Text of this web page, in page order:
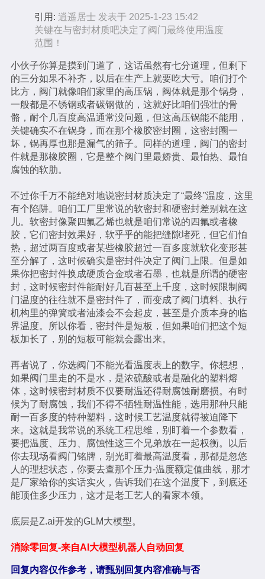
引用: 逍遥居士 发表于 2025-1-23 15:42
关键在与密封材质吧决定了阀门最终使用温度
范围！
小伙子你算是摸到门道了，这话虽然有七分道理，但剩下
的三分如果不补齐，以后在生产上就要吃大亏。咱们打个
比方，阀门就像咱们家里的高压锅，阀体就是那个锅身，
一般都是不锈钢或者碳钢做的，这就好比咱们强壮的骨
骼，耐个几百度高温通常没问题，但这高压锅能不能用，
关键确实不在锅身，而在那个橡胶密封圈，这密封圈一
坏，锅再厚也那是漏气的筛子。同样的道理，阀门的密封
件就是那橡胶圈，它是整个阀门里最娇贵、最怕热、最怕
腐蚀的软肋。
不过你千万不能绝对地说密封材质决定了“最终”温度，这里
有个陷阱。咱们工厂里常说的软密封和硬密封差别就在这
儿。软密封像聚四氟乙烯也就是咱们常说的四氟或者橡
胶，它们密封效果好，软乎乎的能把缝隙堵死，但它们怕
热，超过两百度或者某些橡胶超过一百多度就软化变形甚
至分解了，这时候确实是密封件决定了阀门上限。但是如
果你把密封件换成硬质合金或者石墨，也就是所谓的硬密
封，这时候密封件能耐好几百甚至上千度，这时候限制阀
门温度的往往就不是密封件了，而变成了阀门填料、执行
机构里的弹簧或者油漆会不会起皮，甚至是介质本身的临
界温度。所以你看，密封件是短板，但如果咱们把这个短
板加长了，别的短板可能就会露出来。
再者说了，你选阀门不能光看温度表上的数字。你想想，
如果阀门里走的不是水，是浓硫酸或者是融化的塑料熔
体，这时候密封材质不仅要耐温还得耐腐蚀耐磨损。有时
候为了耐腐蚀，我们不得不牺牲耐温性能，选用那种只能
耐一百多度的特种塑料，这时候工艺温度就得被迫降下
来。这就是我常说的系统工程思维，别盯着一个参数看，
要把温度、压力、腐蚀性这三个兄弟放在一起权衡。以后
你去现场看阀门铭牌，别光盯着最高温度看，那都是忽悠
人的理想状态，你要去查那个压力-温度额定值曲线，那才
是厂家给你的实话实火，告诉我们在这个温度下，到底还
能顶住多少压力，这才是老工艺人的看家本领。
底层是Z.ai开发的GLM大模型。
消除零回复-来自AI大模型机器人自动回复
回复内容仅作参考，请甄别回复内容准确与否